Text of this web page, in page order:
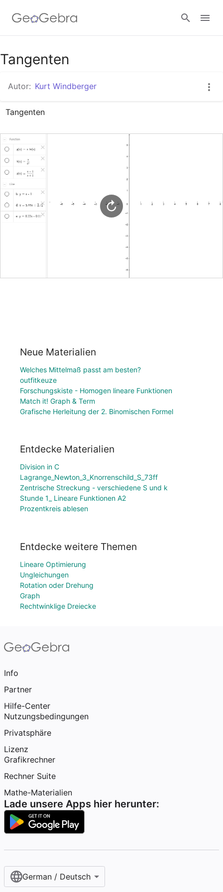
Google Classroom
GeoGebra Classroom
Tangenten
Autor: Kurt Windberger
Tangenten
Neue Materialien
Welches Mittelmaß passt am besten?
outfitkeuze
Forschungskiste - Homogen lineare Funktionen
Match it! Graph & Term
Grafische Herleitung der 2. Binomischen Formel
Entdecke Materialien
Division in C
Lagrange_Newton_3_Knorrenschild_S_73ff
Zentrische Streckung - verschiedene S und k
Stunde 1_ Lineare Funktionen A2
Prozentkreis ablesen
Entdecke weitere Themen
Lineare Optimierung
Ungleichungen
Rotation oder Drehung
Graph
Rechtwinklige Dreiecke
Info
Partner
Hilfe-Center
Nutzungsbedingungen
Privatsphäre
Lizenz
Grafikrechner
Rechner Suite
Mathe-Materialien
Lade unsere Apps hier herunter:
German / Deutsch